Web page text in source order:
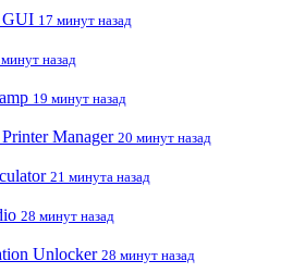
GUI 17 минут назад
назад
19 минут назад
Manager 20 минут назад
21 минута назад
28 минут назад
Unlocker 28 минут назад